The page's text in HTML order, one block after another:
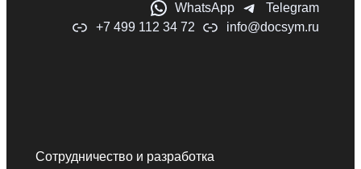
WhatsApp
Telegram
+7 499 112 34 72
info@docsym.ru
Сотрудничество и разработка